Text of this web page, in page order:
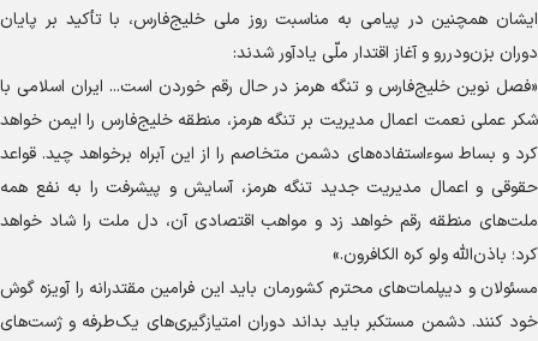
ایشان همچنین در پیامی به مناسبت روز ملی خلیج‌فارس، با تأکید بر پایان
دوران بزن‌ودررو و آغاز اقتدار ملّی یادآور شدند:
«فصل نوین خلیج‌فارس و تنگه هرمز در حال رقم خوردن است... ایران اسلامی با
شکر عملی نعمت اعمال مدیریت بر تنگه هرمز، منطقه خلیج‌فارس را ایمن خواهد
کرد و بساط سوءاستفاده‌های دشمن متخاصم را از این آبراه برخواهد چید. قواعد
حقوقی و اعمال مدیریت جدید تنگه هرمز، آسایش و پیشرفت را به نفع همه
ملت‌های منطقه رقم خواهد زد و مواهب اقتصادی آن، دل ملت را شاد خواهد
کرد؛ باذن‌الله ولو کره الکافرون.»
مسئولان و دیپلمات‌های محترم کشورمان باید این فرامین مقتدرانه را آویزه گوش
خود کنند. دشمن مستکبر باید بداند دوران امتیازگیری‌های یک‌طرفه و ژست‌های